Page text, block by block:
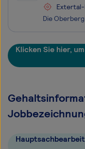
Klicken Sie hier,